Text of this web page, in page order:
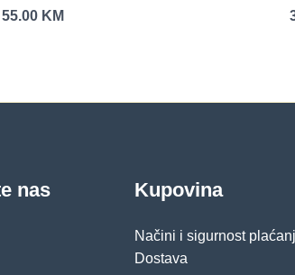
USB-A (15W), dužina 1.4 m
55.00 KM
nas Kupovina
Načini i sigurnost
Dostava